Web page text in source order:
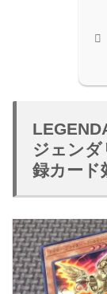
ジェンダ
録カード